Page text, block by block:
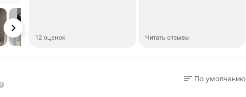
12 оценок Читать отзывы
По умолчанию